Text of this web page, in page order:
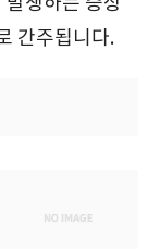
간주됩니다.